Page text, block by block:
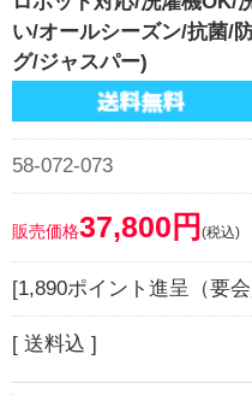
い/オールシーズン/抗菌/
グ/ジャスパー)
58-072-073
販売価格37,800円 (税込)
[1,890ポイント進呈（要
[ 送料込 ]